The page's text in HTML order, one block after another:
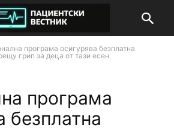
програма осигурява безплатна
грип за деца от тази есен
програма
безплатна